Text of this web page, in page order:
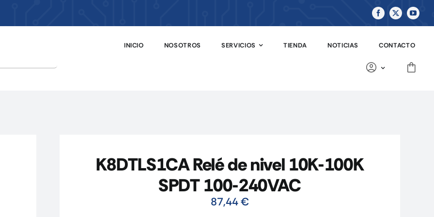
INICIO NOSOTROS SERVICIOS TIENDA NOTICIAS CONTACTO
K8DTLS1CA Relé de nivel 10K-100K
SPDT 100-240VAC
87,44€